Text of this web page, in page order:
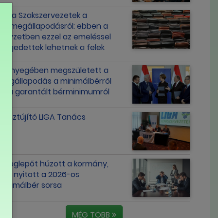
Liga Szakszervezetek a
bérmegállapodásról: ebben a
helyzetben ezzel az emeléssel
elégedettek lehetnek a felek
Lényegében megszületett a
megállapodás a minimálbérről
és a garantált bérminimumról
Tisztújító LIGA Tanács
Meglepőt húzott a kormány,
újra nyitott a 2026-os
minimálbér sorsa
MÉG TÖBB